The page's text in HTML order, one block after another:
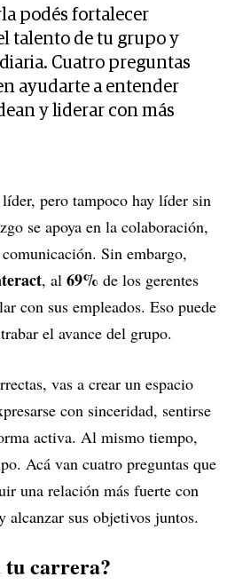
podés fortalecer
talento de tu grupo y
Cuatro preguntas
ayudarte a entender
y liderar con más
pero tampoco hay líder sin
se apoya en la colaboración,
Sin embargo,
, al 69% de los gerentes
con sus empleados. Eso puede
el avance del grupo.
vas a crear un espacio
con sinceridad, sentirse
activa. Al mismo tiempo,
Acá van cuatro preguntas que
una relación más fuerte con
alcanzar sus objetivos juntos.
tu carrera?